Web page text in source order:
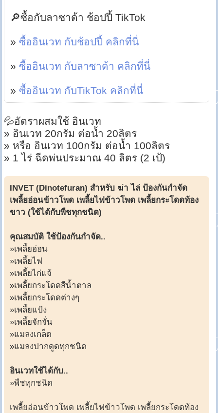
🔎ซื้อกับลาซาด้า ช้อปปี้ TikTok
»ซื้ออินเวท กับช้อปปี้ คลิกที่นี่
»ซื้ออินเวท กับลาซาด้า คลิกที่นี่
»ซื้ออินเวท กับTikTok คลิกที่นี่
💦อัตราผสมใช้ อินเวท
» อินเวท 20กรัม ต่อน้ำ 20ลิตร
» หรือ อินเวท 100กรัม ต่อน้ำ 100ลิตร
» 1 ไร่ ฉีดพ่นประมาณ 40 ลิตร (2 เป้)
INVET (Dinotefuran) สำหรับ ฆ่า ไล่ ป้องกันกำจัด
เพลี้ยอ่อนข้าวโพด เพลี้ยไฟข้าวโพด เพลี้ยกระโดดท้อง
ขาว (ใช้ได้กับพืชทุกชนิด)
คุณสมบัติ ใช้ป้องกันกำจัด..
»เพลี้ยอ่อน
»เพลี้ยไฟ
»เพลี้ยไก่แจ้
»เพลี้ยกระโดดสีน้ำตาล
»เพลี้ยกระโดดต่างๆ
»เพลี้ยแป้ง
»เพลี้ยจักจั่น
»แมลงเกล็ด
»แมลงปากดูดทุกชนิด
อินเวทใช้ได้กับ..
»พืชทุกชนิด
เพลี้ยอ่อนข้าวโพด เพลี้ยไฟข้าวโพด เพลี้ยกระโดดท้อง